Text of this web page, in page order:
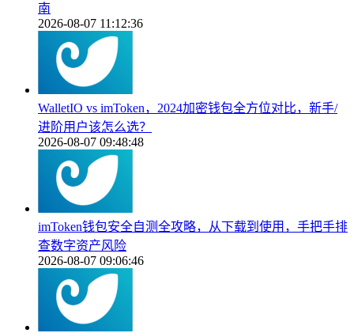
南
2026-08-07 11:12:36
WalletIO vs imToken，2024加密钱包全方位对比，新手/
进阶用户该怎么选？
2026-08-07 09:48:48
imToken钱包安全自测全攻略，从下载到使用，手把手排
查数字资产风险
2026-08-07 09:06:46